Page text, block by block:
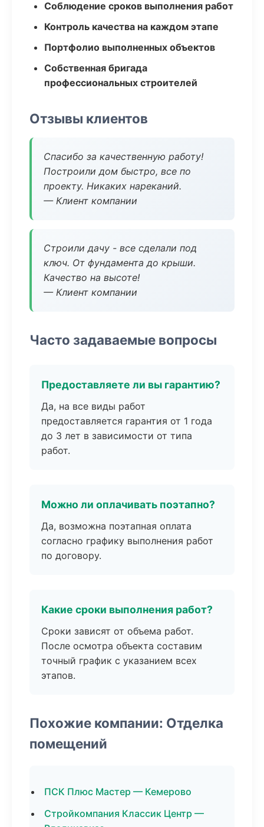
Соблюдение сроков выполнения работ
Контроль качества на каждом этапе
Портфолио выполненных объектов
Собственная бригада
профессиональных строителей
Отзывы клиентов
Спасибо за качественную работу!
Построили дом быстро, все по
проекту. Никаких нареканий.
— Клиент компании
Строили дачу - все сделали под
ключ. От фундамента до крыши.
Качество на высоте!
— Клиент компании
Часто задаваемые вопросы
Предоставляете ли вы гарантию?
Да, на все виды работ
предоставляется гарантия от 1 года
до 3 лет в зависимости от типа
работ.
Можно ли оплачивать поэтапно?
Да, возможна поэтапная оплата
согласно графику выполнения работ
по договору.
Какие сроки выполнения работ?
Сроки зависят от объема работ.
После осмотра объекта составим
точный график с указанием всех
этапов.
Похожие компании: Отделка
помещений
ПСК Плюс Мастер — Кемерово
Стройкомпания Классик Центр —